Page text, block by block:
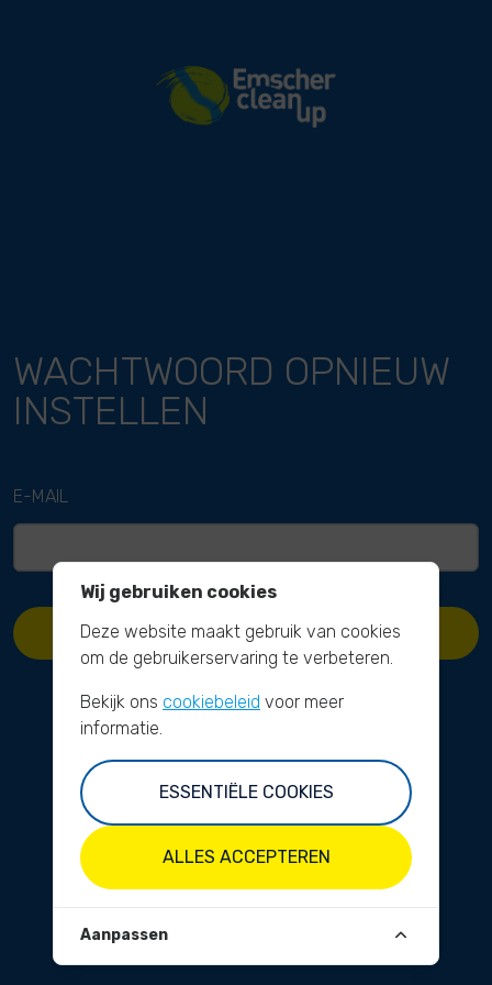
River Cleanup
WACHTWOORD OPNIEUW
INSTELLEN
E-MAIL
WACHTWOORD OPNIEUW INSTELLEN
Wij gebruiken cookies
Deze website maakt gebruik van cookies
om de gebruikerservaring te verbeteren.
Bekijk ons cookiebeleid voor meer
informatie.
ESSENTIËLE COOKIES
ALLES ACCEPTEREN
Aanpassen